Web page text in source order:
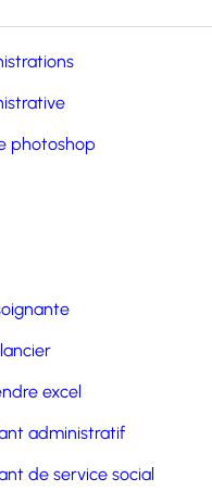
photoshop
excel
administratif
de service social